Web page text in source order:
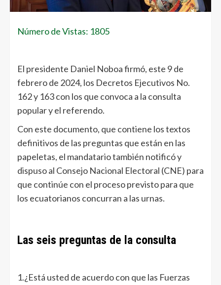
Número de Vistas: 1805
El presidente Daniel Noboa firmó, este 9 de
febrero de 2024, los Decretos Ejecutivos No.
162 y 163 con los que convoca a la consulta
popular y el referendo.
Con este documento, que contiene los textos
definitivos de las preguntas que están en las
papeletas, el mandatario también notificó y
dispuso al Consejo Nacional Electoral (CNE) para
que continúe con el proceso previsto para que
los ecuatorianos concurran a las urnas.
Las seis preguntas de la consulta
1.¿Está usted de acuerdo con que las Fuerzas